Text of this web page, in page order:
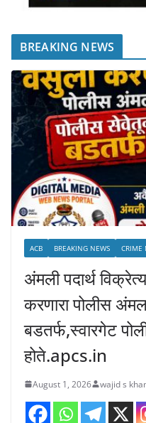
BREAKING NEWS
ACB BREAKING NEWS CRIME
अंमली पदार्थ
करणारा पोलीस
बडतर्फ,स्वारगेट
होते.apcs.in
August 1, 2026 wajid s